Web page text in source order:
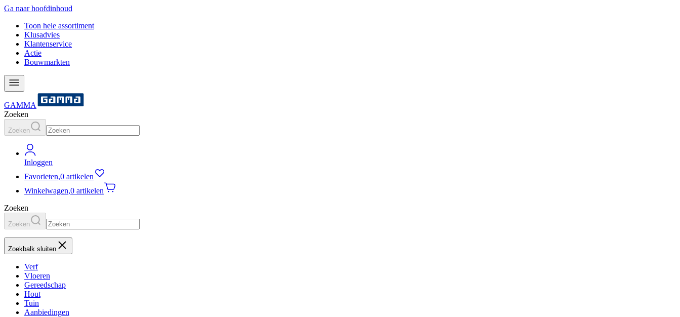
Ga naar hoofdinhoud
Toon hele assortiment
Klusadvies
Klantenservice
Actie
Bouwmarkten
GAMMA
Zoeken
Zoeken
Inloggen
Favorieten,0 artikelen
Winkelwagen,0 artikelen
Zoeken
Zoeken
Zoekbalk sluiten
Verf
Vloeren
Gereedschap
Hout
Tuin
Aanbiedingen